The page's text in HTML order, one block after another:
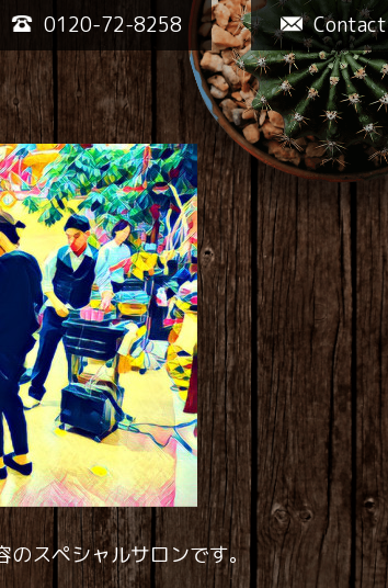
Contact
0120-72-8258
のスペシャルサロンです。